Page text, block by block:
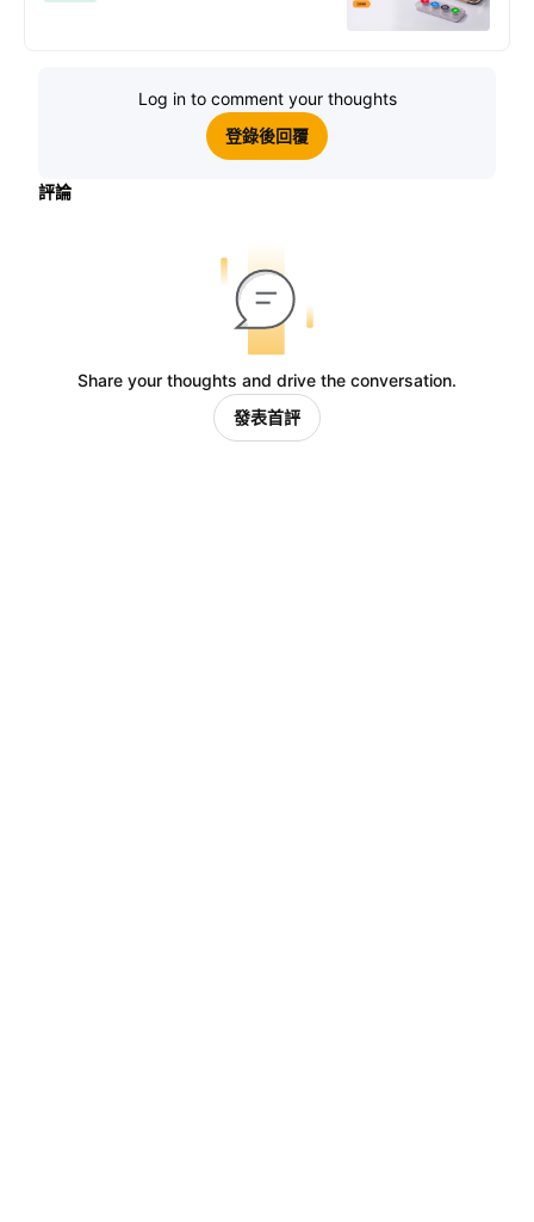
Log in to comment your thoughts
登錄後回覆
評論
Share your thoughts and drive the conversation.
發表首評